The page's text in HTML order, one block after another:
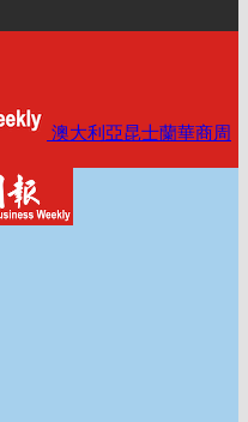
澳大利亞昆士蘭華商周